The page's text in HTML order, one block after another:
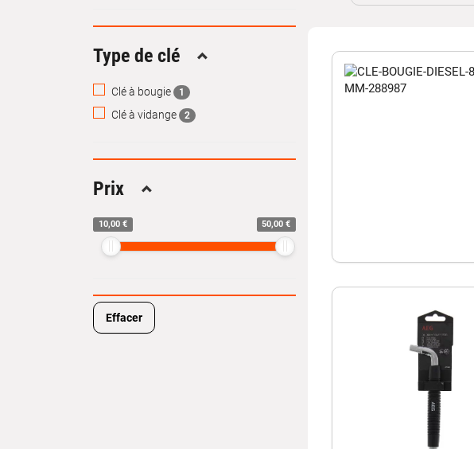
Type de clé Replier
Clé à bougie 1
Clé à vidange 2
Prix Replier
10,00 € 50,00 €
Effacer